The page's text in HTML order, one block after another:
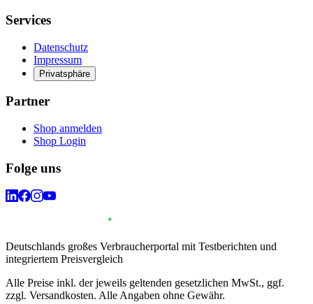
Services
Datenschutz
Impressum
Privatsphäre
Partner
Shop anmelden
Shop Login
Folge uns
Deutschlands großes Verbraucherportal mit Testberichten und
integriertem Preisvergleich
Alle Preise inkl. der jeweils geltenden gesetzlichen MwSt., ggf.
zzgl. Versandkosten. Alle Angaben ohne Gewähr.